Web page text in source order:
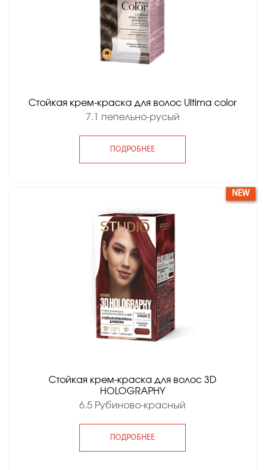
Стойкая крем-краска для волос Ultima color
7.1 пепельно-русый
ПОДРОБНЕЕ
Стойкая крем-краска для волос 3D
HOLOGRAPHY
6.5 Рубиново-красный
ПОДРОБНЕЕ
NEW